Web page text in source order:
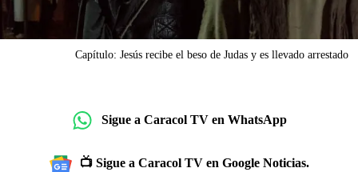
Capítulo: Jesús recibe el beso de Judas y es llevado arrestado
Sigue a Caracol TV en WhatsApp
📺 Sigue a Caracol TV en Google Noticias.